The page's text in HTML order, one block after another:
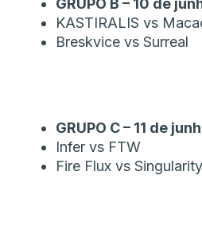
GRUPO B – 10 de
KASTIRALIS vs
Breskvice vs Surreal
GRUPO C – 11 de
Infer vs FTW
Fire Flux vs Singularity